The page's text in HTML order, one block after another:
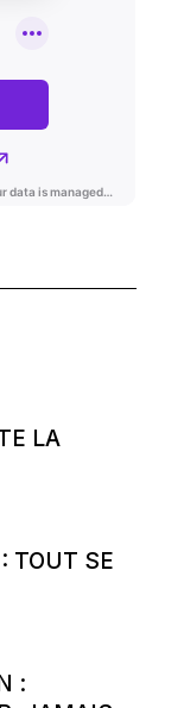
LA
TOUT SE
: